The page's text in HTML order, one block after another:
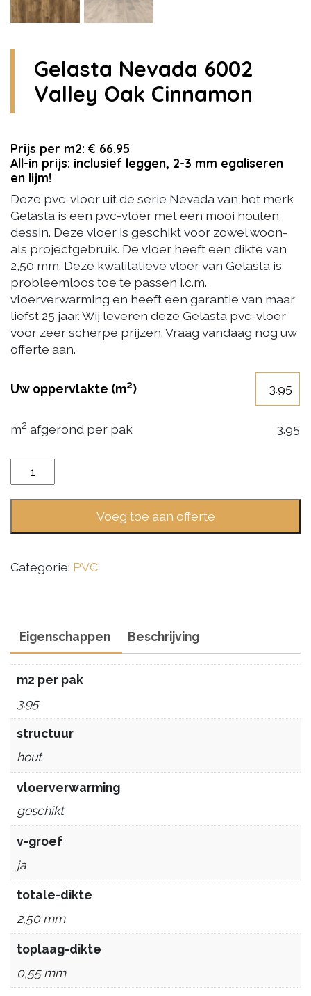
Gelasta Nevada 6002
Valley Oak Cinnamon
Prijs per m2: € 66.95
All-in prijs: inclusief leggen, 2-3 mm egaliseren
en lijm!
Deze pvc-vloer uit de serie Nevada van het merk
Gelasta is een pvc-vloer met een mooi houten
dessin. Deze vloer is geschikt voor zowel woon-
als projectgebruik. De vloer heeft een dikte van
2,50 mm. Deze kwalitatieve vloer van Gelasta is
probleemloos toe te passen i.c.m.
vloerverwarming en heeft een garantie van maar
liefst 25 jaar. Wij leveren deze Gelasta pvc-vloer
voor zeer scherpe prijzen. Vraag vandaag nog uw
offerte aan.
Uw oppervlakte (m2)
m2 afgerond per pak 3.95
Gelasta
Nevada
6002
aantal
Voeg toe aan offerte
Categorie: PVC
Eigenschappen Beschrijving
m2 per pak
3.95
structuur
hout
vloerverwarming
geschikt
v-groef
ja
totale-dikte
2,50 mm
toplaag-dikte
0,55 mm